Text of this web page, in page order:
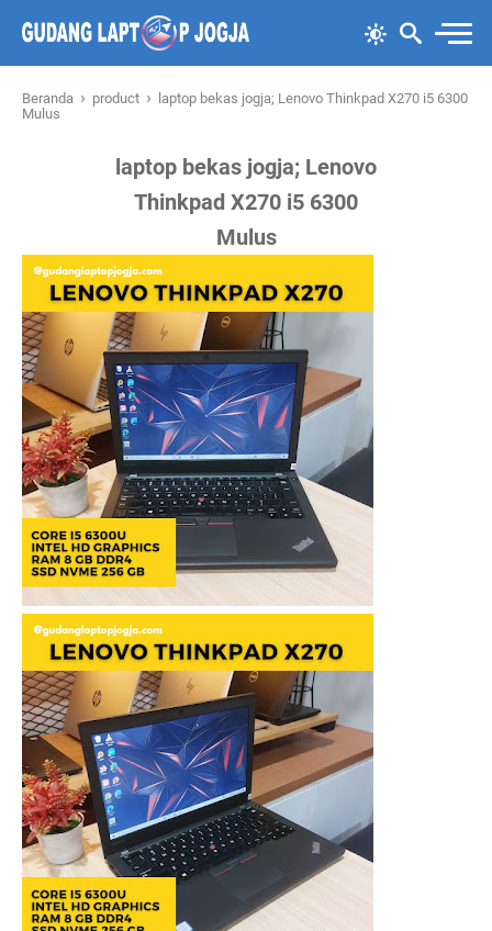
Beranda › product ›
laptop bekas jogja; Lenovo Thinkpad X270 i5 6300
Mulus
laptop bekas jogja; Lenovo
Thinkpad X270 i5 6300
Mulus